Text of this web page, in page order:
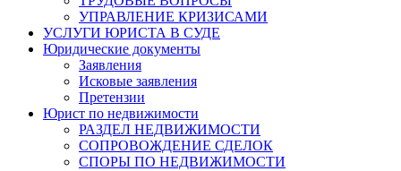
УПРАВЛЕНИЕ КРИЗИСАМИ
УСЛУГИ ЮРИСТА В СУДЕ
Юридические документы
Заявления
Исковые заявления
Претензии
Юрист по недвижимости
РАЗДЕЛ НЕДВИЖИМОСТИ
СОПРОВОЖДЕНИЕ СДЕЛОК
СПОРЫ ПО НЕДВИЖИМОСТИ